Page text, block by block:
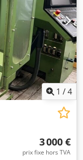
1 /4
3 000 €
prix fixe hors TVA